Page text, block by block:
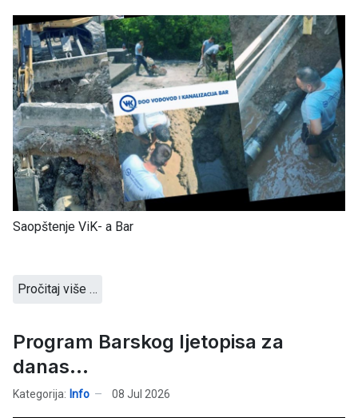
Saopštenje ViK- a Bar
Pročitaj više …
Program Barskog ljetopisa za
danas...
Kategorija: Info 08 Jul 2026